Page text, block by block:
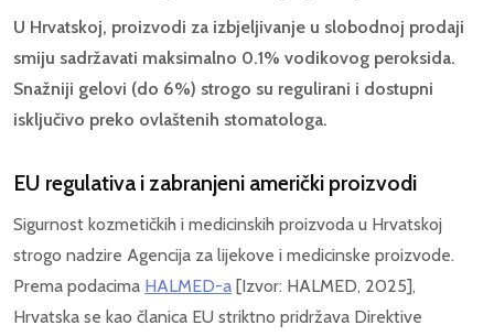
U Hrvatskoj, proizvodi za izbjeljivanje u slobodnoj prodaji
smiju sadržavati maksimalno 0.1% vodikovog peroksida.
Snažniji gelovi (do 6%) strogo su regulirani i dostupni
isključivo preko ovlaštenih stomatologa.
EU regulativa i zabranjeni američki proizvodi
Sigurnost kozmetičkih i medicinskih proizvoda u Hrvatskoj
strogo nadzire Agencija za lijekove i medicinske proizvode.
Prema podacima HALMED-a [Izvor: HALMED, 2025],
Hrvatska se kao članica EU striktno pridržava Direktive